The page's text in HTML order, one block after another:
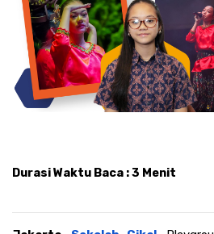
Durasi Waktu Baca : 3 Menit